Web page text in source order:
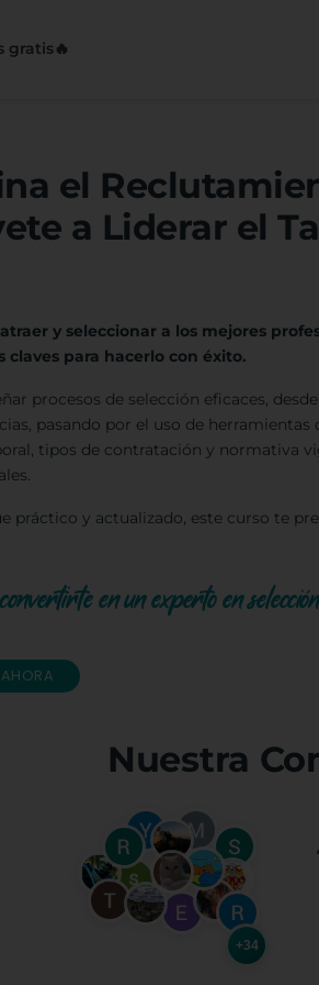
el
a Liderar el
y seleccionar a los mejores
claves para hacerlo con éxito.
procesos de selección eficaces,
pasando por el uso de
tipos de contratación y normativa
práctico y actualizado, este curso te
en un experto en
Nuestra
+34